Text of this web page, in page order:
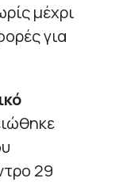
μέχρι
για
29